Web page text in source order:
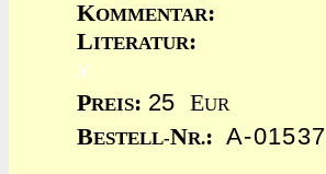
KOMMENTAR:
LITERATUR:
x
PREIS: 25 EUR
BESTELL-NR.: A-01537